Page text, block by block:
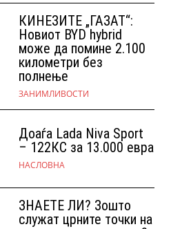
КИНЕЗИТЕ „ГАЗАТ“:
Новиот BYD hybrid
може да помине 2.100
километри без
полнење
ЗАНИМЛИВОСТИ
Доаѓа Lada Niva Sport
– 122КС за 13.000 евра
НАСЛОВНА
ЗНАЕТЕ ЛИ? Зошто
служат црните точки на